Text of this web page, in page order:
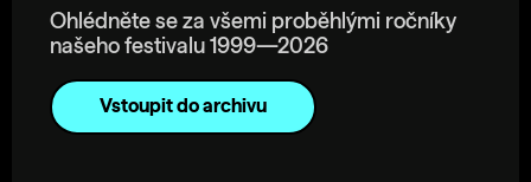
Ohlédněte se za všemi proběhlými ročníky
našeho festivalu 1999—2026
Vstoupit do archivu